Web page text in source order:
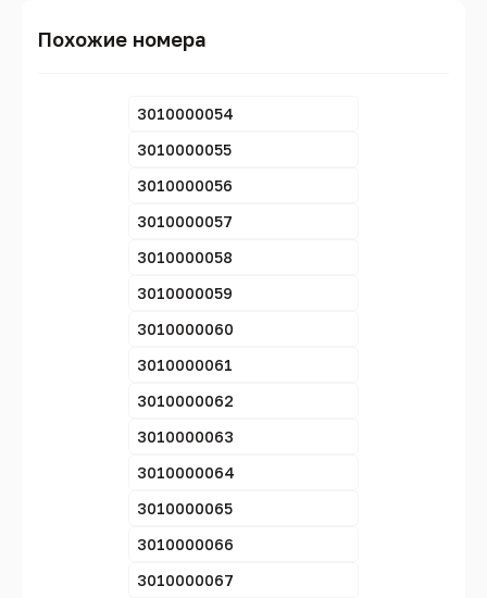
Похожие номера
3010000054
3010000055
3010000056
3010000057
3010000058
3010000059
3010000060
3010000061
3010000062
3010000063
3010000064
3010000065
3010000066
3010000067